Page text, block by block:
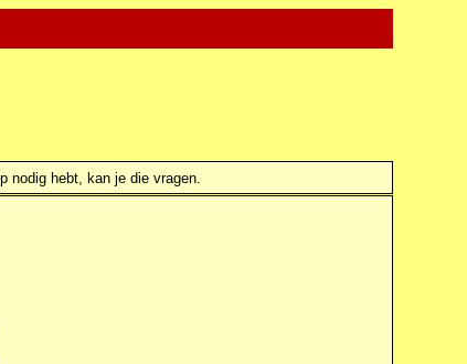
nodig hebt, kan je die vragen.